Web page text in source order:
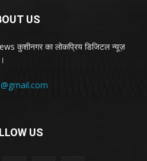
US
कुशीनगर का लोकप्रिय डिजिटल न्यूज़
US